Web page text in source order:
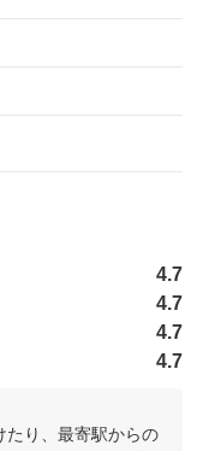
4.7
4.7
4.7
4.7
たり、最寄駅からの